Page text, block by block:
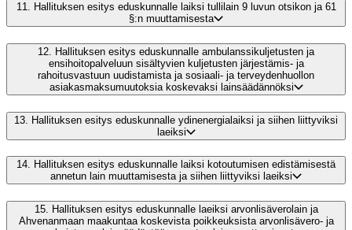
11. Hallituksen esitys eduskunnalle laiksi tullilain 9 luvun otsikon ja 61
§:n muuttamisesta
12.
Hallituksen esitys eduskunnalle ambulanssikuljetusten ja
ensihoitopalveluun sisältyvien kuljetusten järjestämis- ja
rahoitusvastuun uudistamista ja sosiaali- ja terveydenhuollon
asiakasmaksumuutoksia koskevaksi lainsäädännöksi
13. Hallituksen esitys eduskunnalle ydinenergialaiksi ja siihen liittyviksi
laeiksi
14. Hallituksen esitys eduskunnalle laiksi kotoutumisen edistämisestä
annetun lain muuttamisesta ja siihen liittyviksi laeiksi
15.
Hallituksen esitys eduskunnalle laeiksi arvonlisäverolain ja
Ahvenanmaan maakuntaa koskevista poikkeuksista arvonlisävero- ja